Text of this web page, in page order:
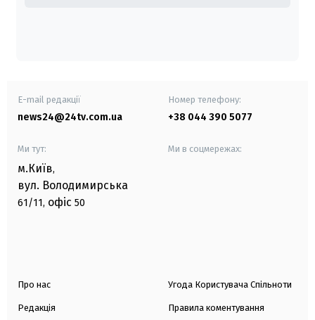
E-mail редакції
news24@24tv.com.ua
Номер телефону:
+38 044 390 5077
Ми тут:
м.Київ,
вул. Володимирська
61/11, офіс 50
Ми в соцмережах:
Про нас
Редакція
Угода Користувача Спільноти
Правила коментування